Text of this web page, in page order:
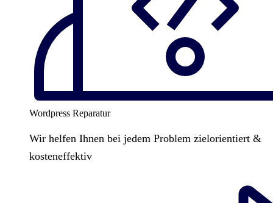
Wordpress Reparatur
Wir helfen Ihnen bei jedem Problem zielorientiert &
kosteneffektiv